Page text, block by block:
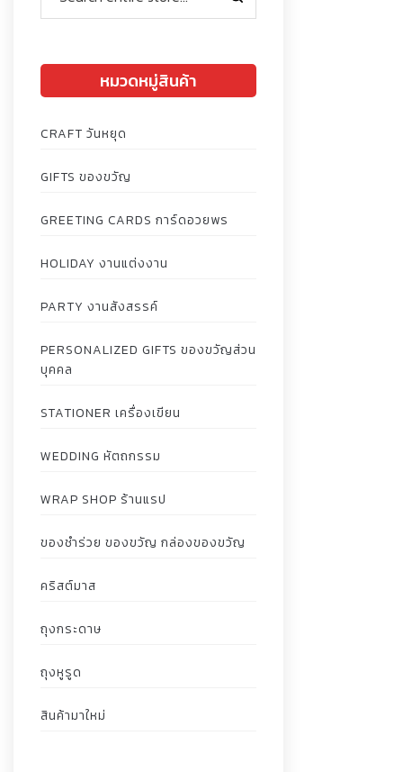
หมวดหมู่สินค้า
CRAFT วันหยุด
GIFTS ของขวัญ
GREETING CARDS การ์ดอวยพร
HOLIDAY งานแต่งงาน
PARTY งานสังสรรค์
PERSONALIZED GIFTS ของขวัญส่วน
บุคคล
STATIONER เครื่องเขียน
WEDDING หัตถกรรม
WRAP SHOP ร้านแรป
ของชำร่วย ของขวัญ กล่องของขวัญ
คริสต์มาส
ถุงกระดาษ
ถุงหูรูด
สินค้ามาใหม่